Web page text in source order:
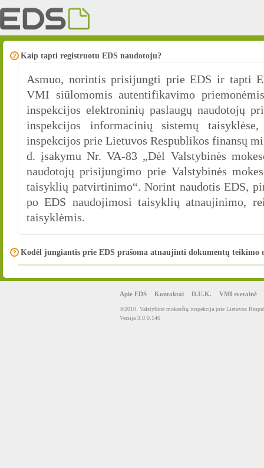
Kaip tapti registruotu EDS naudotoju?
Asmuo, norintis prisijungti prie EDS ir tapti
VMI siūlomomis autentifikavimo
inspekcijos elektroninių paslaugų naudotojų
inspekcijos informacinių sistemų
inspekcijos prie Lietuvos Respublikos finansų
d. įsakymu Nr. VA-83 „Dėl Valstybinės
naudotojų prisijungimo prie Valstybinės
taisyklių patvirtinimo“. Norint naudotis EDS,
po EDS naudojimosi taisyklių atnaujinimo,
taisyklėmis.
Kodėl jungiantis prie EDS prašoma atnaujinti dokumentų teikimo
Apie EDS Kontaktai D.U.K. VMI svetainė
©2010. Valstybinė mokesčių inspekcija prie Lietuvos
Versija 3.0.0.146